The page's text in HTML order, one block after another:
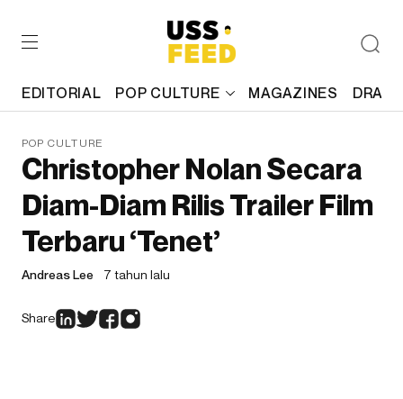
EDITORIAL POP CULTURE MAGAZINES
POP CULTURE
Christopher Nolan Secara
Diam-Diam Rilis Trailer Film
Terbaru ‘Tenet’
Andreas Lee 7 tahun lalu
Share